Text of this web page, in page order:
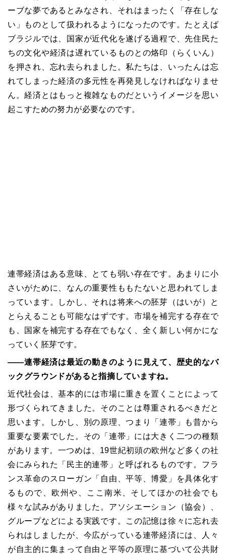
ーブな夢であるとみなされ、それはまったく「存在しな
い」ものとして扱われるようになったのです。たとえば
ブラジルでは、国家が近代化を遂げる過程で、先住民た
ちの文化や経済は遅れているものとの烙印（らくいん）
を押され、忘れ去られました。私たちは、いったんは忘
れてしまった経済の多元性を再発見しなければなりませ
ん。経済とはもっと複雑なものだというイメージを思い
起こすための努力が必要なのです。
連帯経済はある意味、とても弱い存在です。あまりに小
さいがために、なんの重要性ももたないと思われてしま
っています。しかし、それは将来への胚芽（はいが）と
とらえることも可能なはずです。市場を補完する存在で
も、国家を補完する存在でもなく、全く新しい何かにな
っていく胚芽です。
――連帯経済は最近の動きのように見えて、歴史的なバ
ックグラウンドがあると指摘していますね。
近代社会は、基本的には市場に重きを置くことによって
形づくられてきました。そのことは尊重されるべきだと
思います。しかし、別の原理、つまり「連帯」も昔から
重要な要素でした。その「連帯」には大きく二つの種類
があります。一つめは、 19世紀初頭の欧州など多くの社
会にみられた「民主的連帯」と呼ばれるものです。フラ
ンス革命のスローガン「自由、平等、博愛」を具体化す
るもので、欧州や、ここ南米、そしてほかの社会でも
様々な試みがありました。アソシエーション（協会）、
グループなどによる実践です。この記憶は徐々に忘れ去
られはしましたが、今広がっている連帯経済には、人々
が自主的に集まって自由と平等の原理に基づいて公共財